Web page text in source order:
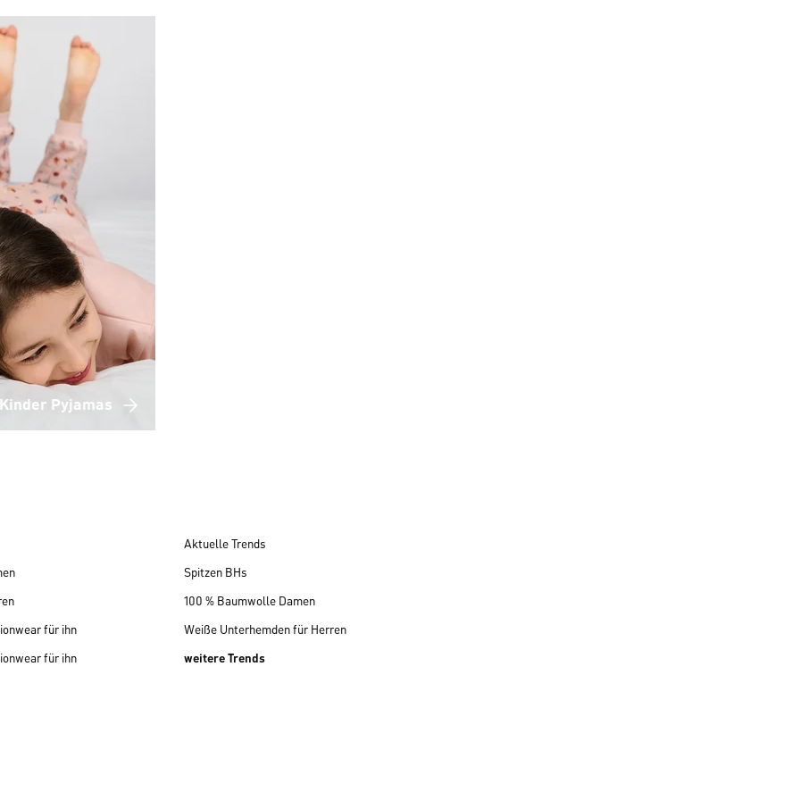
Kinder Pyjamas
für ihn
für ihn
Aktuelle Trends
Spitzen BHs
100 % Baumwolle Damen
Weiße Unterhemden für Herren
weitere Trends